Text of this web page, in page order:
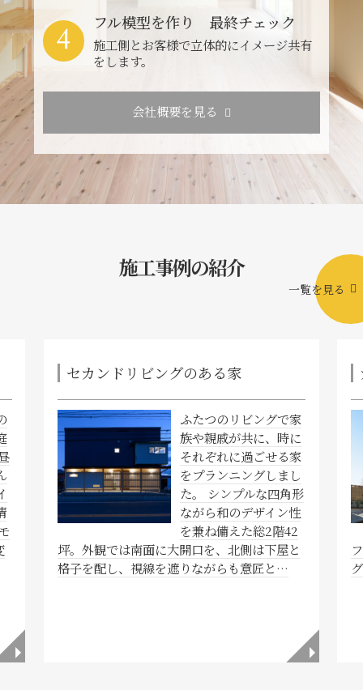
フル模型を作り 最終チェック
施工側とお客様で立体的にイメージ共有
をします。
4
会社概要を見る
施工事例の紹介
一覧を見る
◥
セカンドリビングのある家
ふたつのリビングで家
族や親戚が共に、時に
それぞれに過ごせる家
をプランニングしまし
た。 シンプルな四角形
ながら和のデザイン性
を兼ね備えた総2階42
坪。外観では南面に大開口を、北側は下屋と
格子を配し、視線を遮りながらも意匠と…
◥